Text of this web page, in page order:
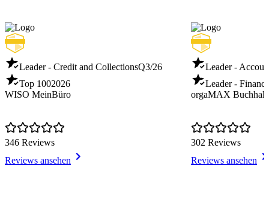
Leader - Credit and CollectionsQ3/26
Top 1002026
WISO MeinBüro
346 Reviews
Reviews ansehen
Leader -
Leader -
orgaMAX
302 Reviews
Reviews ansehen